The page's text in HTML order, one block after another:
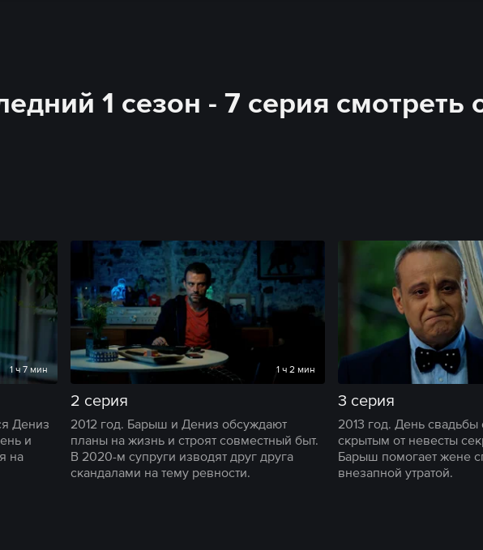
1 сезон - 7 серия смотреть
1 ч 7 мин
Дениз
и
на
1 ч 2 мин
2 серия
2012 год. Барыш и Дениз обсуждают
планы на жизнь и строят совместный быт.
В 2020-м супруги изводят друг друга
скандалами на тему ревности.
3 серия
2013 год. День свадьбы
скрытым от невесты
Барыш помогает жене
внезапной утратой.